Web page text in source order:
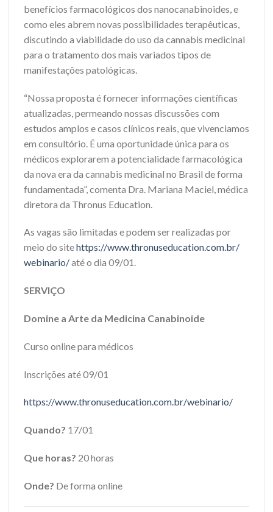
benefícios farmacológicos dos nanocanabinoides, e
como eles abrem novas possibilidades terapêuticas,
discutindo a viabilidade do uso da cannabis medicinal
para o tratamento dos mais variados tipos de
manifestações patológicas.
“Nossa proposta é fornecer informações científicas
atualizadas, permeando nossas discussões com
estudos amplos e casos clínicos reais, que vivenciamos
em consultório. É uma oportunidade única para os
médicos explorarem a potencialidade farmacológica
da nova era da cannabis medicinal no Brasil de forma
fundamentada”, comenta Dra. Mariana Maciel, médica
diretora da Thronus Education.
As vagas são limitadas e podem ser realizadas por
meio do sitehttps://www.thronuseducation.com.br/
webinario/até o dia 09/01.
SERVIÇO
Domine a Arte da Medicina Canabinoide
Curso online para médicos
Inscrições até 09/01
https://www.thronuseducation.com.br/webinario/
Quando? 17/01
Que horas? 20 horas
Onde? De forma online